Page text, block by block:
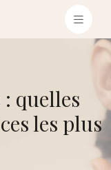
quelles
les plus